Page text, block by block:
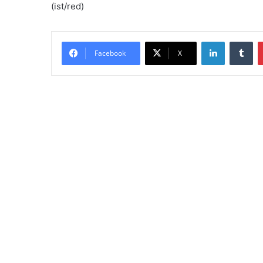
(ist/red)
Facebook X